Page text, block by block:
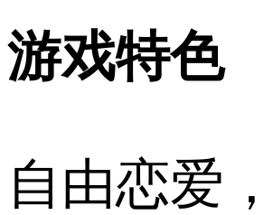
游戏特色
自由恋爱